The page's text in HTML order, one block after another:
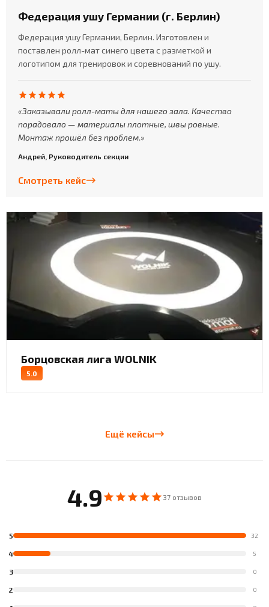
Федерация ушу Германии (г. Берлин)
Федерация ушу Германии, Берлин. Изготовлен и
поставлен ролл-мат синего цвета с разметкой и
логотипом для тренировок и соревнований по ушу.
Заказывали ролл-маты для нашего зала. Качество
порадовало — материалы плотные, швы ровные.
Монтаж прошёл без проблем.
Андрей, Руководитель секции
Смотреть кейс
Борцовская лига WOLNIK
5.0
Ещё кейсы
4.9 37 отзывов
5 32
4 5
3 0
2 0